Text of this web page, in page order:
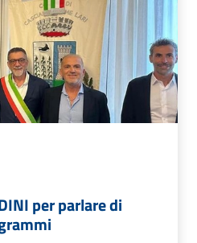
per parlare di